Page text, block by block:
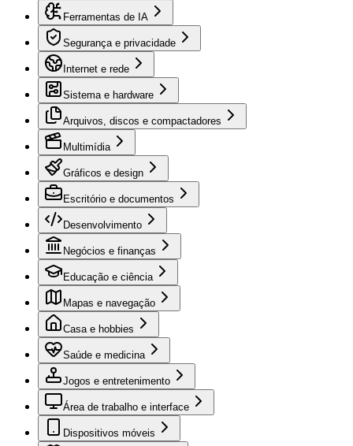
Ferramentas de IA
Segurança e privacidade
Internet e rede
Sistema e hardware
Arquivos, discos e compactadores
Multimídia
Gráficos e design
Escritório e documentos
Desenvolvimento
Negócios e finanças
Educação e ciência
Mapas e navegação
Casa e hobbies
Saúde e medicina
Jogos e entretenimento
Área de trabalho e interface
Dispositivos móveis